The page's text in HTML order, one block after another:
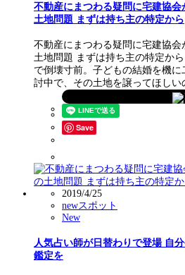
不動産にまつわる疑問に宅建協
土地問題 まずは持ち主の特定から
不動産にまつわる疑問に宅建協
土地問題 まずは持ち主の特定か
で倒壊寸前。子どもの結婚を機
討中で、その土地を譲ってほし
Save
2019/4/25
newスポット
New
人気占い師が日替わりで登場 自
鑑定を